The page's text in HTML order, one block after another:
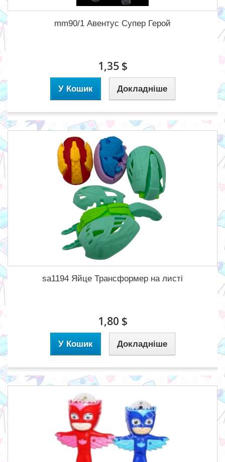
mm90/1 Авентус Супер Герой
1,35 $
У Кошик Докладніше
sa1194 Яйце Трансформер на листі
1,80 $
У Кошик Докладніше